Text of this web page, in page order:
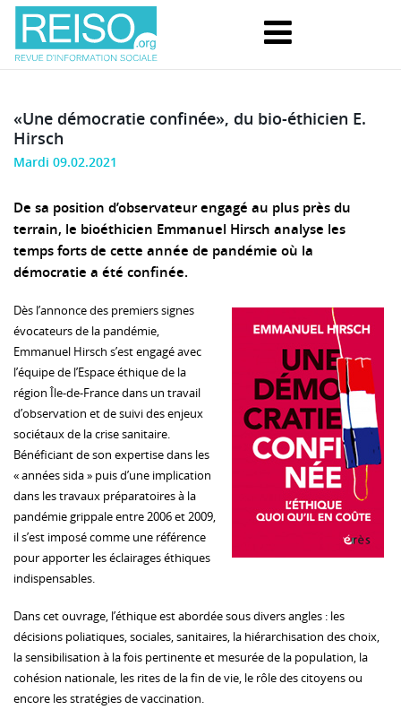
«Une démocratie confinée», du bio-éthicien E.
Hirsch
Mardi 09.02.2021
De sa position d’observateur engagé au plus près du
terrain, le bioéthicien Emmanuel Hirsch analyse les
temps forts de cette année de pandémie où la
démocratie a été confinée.
Dès l’annonce des premiers signes
évocateurs de la pandémie,
Emmanuel Hirsch s’est engagé avec
l’équipe de l’Espace éthique de la
région Île-de-France dans un travail
d’observation et de suivi des enjeux
sociétaux de la crise sanitaire.
Bénéficiant de son expertise dans les
« années sida » puis d’une implication
dans les travaux préparatoires à la
pandémie grippale entre 2006 et 2009,
il s’est imposé comme une référence
pour apporter les éclairages éthiques
indispensables.
Dans cet ouvrage, l’éthique est abordée sous divers angles : les
décisions poliatiques, sociales, sanitaires, la hiérarchisation des choix,
la sensibilisation à la fois pertinente et mesurée de la population, la
cohésion nationale, les rites de la fin de vie, le rôle des citoyens ou
encore les stratégies de vaccination.